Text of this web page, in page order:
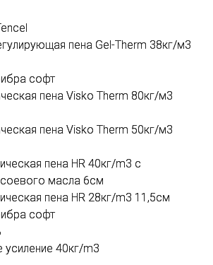
пена Gel-Therm 38кг/м3
софт
пена Visko Therm 80кг/м3
пена Visko Therm 50кг/м3
пена HR 40кг/m3 с
масла 6см
пена HR 28кг/m3 11,5см
софт
усиление 40кг/m3